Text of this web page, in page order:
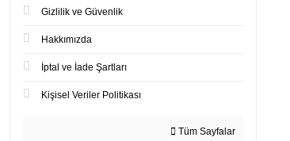
Gizlilik ve Güvenlik
Hakkımızda
İptal ve İade Şartları
Kişisel Veriler Politikası
Tüm Sayfalar